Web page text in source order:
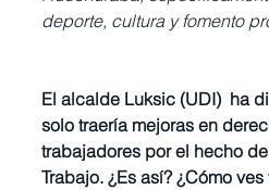
deporte, cultura y fomento
El alcalde Luksic (UDI)  ha
solo traería mejoras en
trabajadores por el hecho
Trabajo. ¿Es así? ¿Cómo